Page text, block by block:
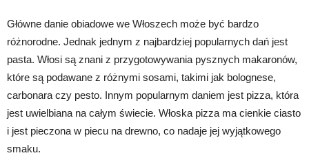
Główne danie obiadowe we Włoszech może być bardzo
różnorodne. Jednak jednym z najbardziej popularnych dań jest
pasta. Włosi są znani z przygotowywania pysznych makaronów,
które są podawane z różnymi sosami, takimi jak bolognese,
carbonara czy pesto. Innym popularnym daniem jest pizza, która
jest uwielbiana na całym świecie. Włoska pizza ma cienkie ciasto
i jest pieczona w piecu na drewno, co nadaje jej wyjątkowego
smaku.